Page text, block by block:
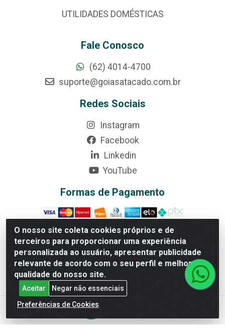
O nosso site coleta cookies próprios e de
terceiros para proporcionar uma experiência
personalizada ao usuário, apresentar publicidade
relevante de acordo com o seu perfil e melhorar a
qualidade do nosso site.
Aceitar
Negar não essenciais
Preferências de Cookies
UTILIDADES DOMÉSTICAS
Fale Conosco
(62) 4014-4700
suporte@goiasatacado.com.br
Redes Sociais
Instagram
Facebook
Linkedin
YouTube
Formas de Pagamento
Rede Brasil - Avenida Universitária, nº 3860, Jardim das
Américas II Etapa - Anápolis/GO - CEP 75070-415 -
CNPJ 07.728.073/0002-24